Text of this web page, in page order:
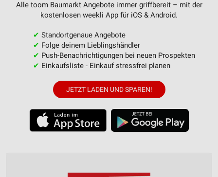
Alle toom Baumarkt Angebote immer griffbereit – mit der
kostenlosen weekli App für iOS & Android.
✔ Standortgenaue Angebote
✔ Folge deinem Lieblingshändler
✔ Push-Benachrichtigungen bei neuen Prospekten
✔ Einkaufsliste - Einkauf stressfrei planen
JETZT LADEN UND SPAREN!